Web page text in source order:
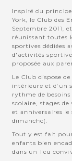
Inspiré du
York, le Club des
Septembre 2011,
réunissant toutes
sportives dédiées
d'activités
proposée aux
Le Club dispose
intérieure et d'un
rythme de
scolaire, stages de
et anniversaires le
dimanche).
Tout y est fait
enfants bien
dans un lieu